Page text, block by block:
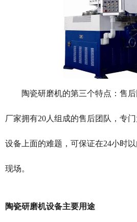
陶瓷研磨机的第三个特点：售
厂家拥有20人组成的售后团队，专
设备上面的难题，可保证在24小时
现场。
陶瓷研磨机设备主要用途